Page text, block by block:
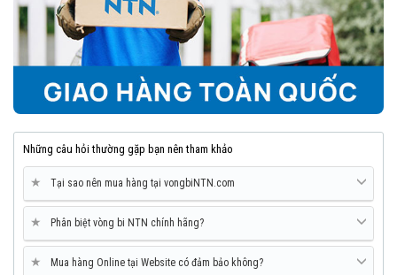
Những câu hỏi thường gặp bạn nên tham khảo
★ Tại sao nên mua hàng tại vongbiNTN.com
★ Phân biệt vòng bi NTN chính hãng?
★ Mua hàng Online tại Website có đảm bảo không?